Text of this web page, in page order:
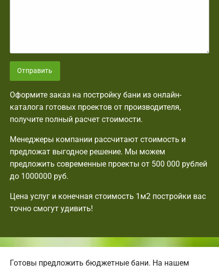
Отправить
Оформите заказ на постройку бани из онлайн-
каталога готовых проектов от производителя,
получите полный расчет стоимости.
Менеджеры компании рассчитают стоимость и
предложат выгодное решение. Мы можем
предложить современные проекты от 500 000 рублей
до 1000000 руб.
Цена услуг и конечная стоимость 1м2 постройки вас
точно смогут удивить!
Готовы предложить бюджетные бани. На нашем